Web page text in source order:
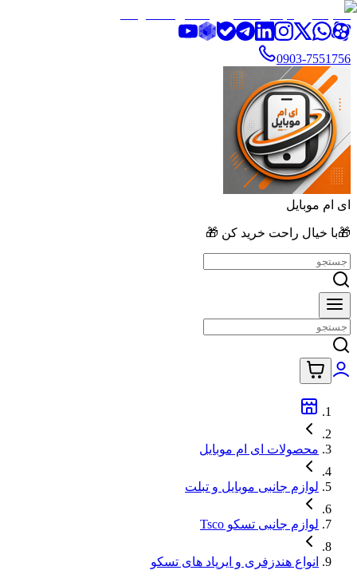
تخفیف ویژه بالای ۲۰٪ روی تمامی محصولات
0903-7551756
ای ام موبایل
🎁با خیال راحت خرید کن 🎁
محصولات ای ام موبایل
لوازم جانبی موبایل و تبلت
لوازم جانبی تسکو Tsco
انواع هندزفری و ایرپاد های تسکو